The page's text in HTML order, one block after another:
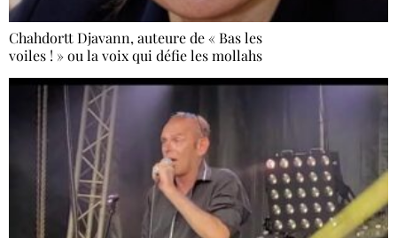
Chahdortt Djavann, auteure de « Bas les
voiles ! » ou la voix qui défie les mollahs